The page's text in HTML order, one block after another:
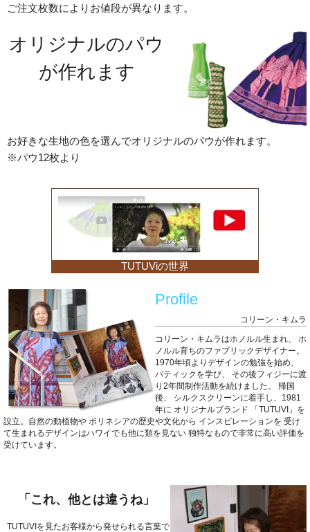
ご注文枚数によりお値段が異なります。
オリジナルのパウ
が作れます
お好きな生地の色を選んでオリジナルのパウが作れます。
※パウ12枚より
TUTUViの世界
Profile
コリーン・キムラ
コリーン・キムラはホノルル生まれ、
ホ
ノルル育ちのファブリックデザイナー。
1970年頃よりデザインの勉強を始め、
バティックを学び、
その後フィジーに渡
り2年間制作活動を続けました。
帰国
後、
シルクスクリーンに着手し、1981
年に オリジナルブランド 「TUTUVI」を
設立。自然の動植物や ポリネシアの歴史や文化から インスピレーションを 受け
て生まれるデザインはハワイでも他に類を見ない 独特なもので非常に高い評価を
受けています。
「これ、他とは違うね」
TUTUVIを見たお客様から発せられる言葉で